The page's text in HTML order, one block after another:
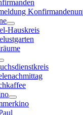
Hauskreis